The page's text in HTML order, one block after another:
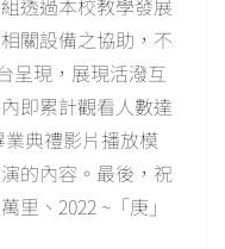
關設備之協助，不
呈現，展現活潑互
即累計觀看人數達
典禮影片播放模
的內容。最後，祝
里、2022 ~「庚」
來!